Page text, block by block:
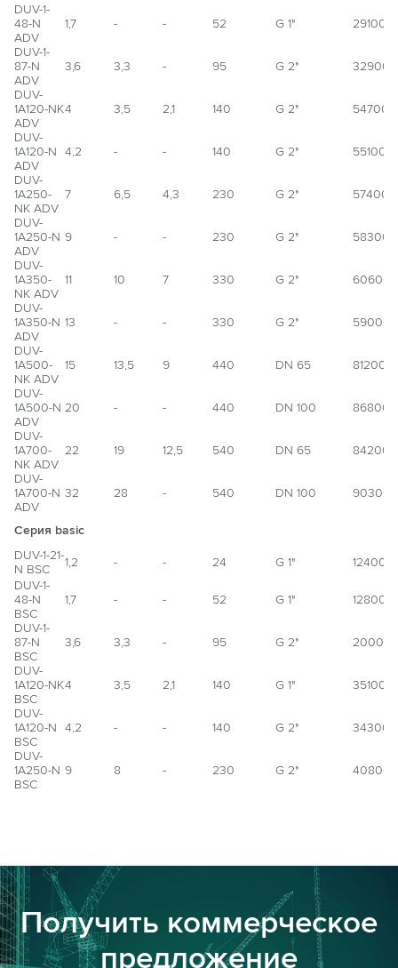
DUV-1-
48-N
ADV
1,7 - - 52 G 1"
291000
DUV-1-
87-N
ADV
3,6 3,3 - 95 G 2"
329000
DUV-
1А120-NK
ADV
4 3,5 2,1 140 G 2"
547000
DUV-
1А120-N
ADV
4,2 - - 140 G 2"
551000
DUV-
1А250-
NK ADV
7 6,5 4,3 230 G 2"
574000
DUV-
1А250-N
ADV
9 - - 230 G 2"
583000
DUV-
1А350-
NK ADV
11 10 7 330 G 2"
606000
DUV-
1А350-N
ADV
13 - - 330 G 2"
590000
DUV-
1А500-
NK ADV
15 13,5 9 440 DN 65
812000
DUV-
1А500-N
ADV
20 - - 440 DN 100
868000
DUV-
1А700-
NK ADV
22 19 12,5 540 DN 65
842000
DUV-
1А700-N
ADV
32 28 - 540 DN 100 903000
Серия basic
DUV-1-21-
N BSC
1,2 - - 24 G 1"
124000
DUV-1-
48-N
BSC
1,7 - - 52 G 1"
128000
DUV-1-
87-N
BSC
3,6 3,3 - 95 G 2"
DUV-
1А120-NK
BSC
4 3,5 2,1 140 G 1"
351000
DUV-
1А120-N
BSC
4,2 - - 140 G 2"
343000
DUV-
1А250-N
BSC
9 8 - 230 G 2" 408000
Получить коммерческое
предложение